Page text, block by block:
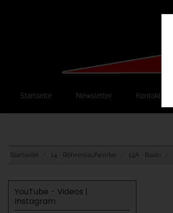
Startseite Newsletter Kontakt
Startseite 14 - Röhrenlaufwerke 14A - Basic
YouTube - Videos |
Instagram